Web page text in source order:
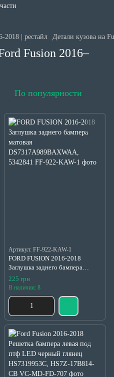
2018 | рестайл Детали кузова на
Fusion 2016–
По популярности
Артикул: FF-922-KAW-1
FORD FUSION 2016-2018
Заглушка заднего бампера
матовая DS7317A989BAXWAA,
5342841
225 грн
В наличии: 8